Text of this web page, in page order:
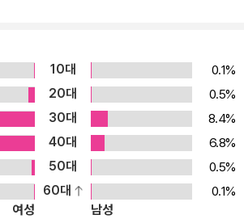
10대
0.1%
20대
0.5%
30대
8.4%
40대
6.8%
50대
0.5%
60대
0.1%
여성
남성